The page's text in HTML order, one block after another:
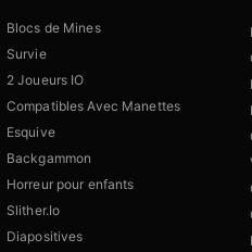
Blocs de Mines
Survie
2 Joueurs IO
Compatibles Avec Manettes
Esquive
Backgammon
Horreur pour enfants
Slither.Io
Diapositives